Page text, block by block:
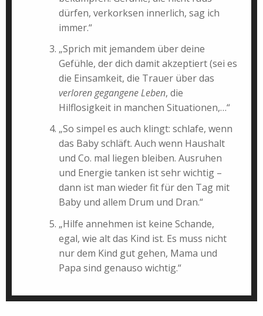
dürfen, verkorksen innerlich, sag ich
immer.“
„Sprich mit jemandem über deine
Gefühle, der dich damit akzeptiert (sei es
die Einsamkeit, die Trauer über das
verloren gegangene Leben, die
Hilflosigkeit in manchen Situationen,…“
„So simpel es auch klingt: schlafe, wenn
das Baby schläft. Auch wenn Haushalt
und Co. mal liegen bleiben. Ausruhen
und Energie tanken ist sehr wichtig –
dann ist man wieder fit für den Tag mit
Baby und allem Drum und Dran.“
„Hilfe annehmen ist keine Schande,
egal, wie alt das Kind ist. Es muss nicht
nur dem Kind gut gehen, Mama und
Papa sind genauso wichtig.“